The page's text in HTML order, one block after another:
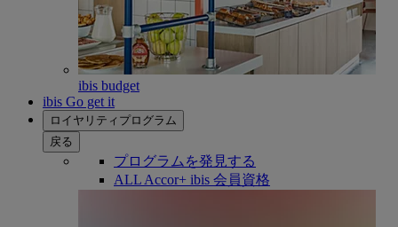
ibis budget
ibis Go get it
ロイヤリティプログラム
戻る
プログラムを発見する
ALL Accor+ ibis 会員資格